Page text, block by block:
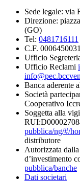
Sede legale: via
Direzione:
(GO)
Tel: 0481716111
C.F.
Ufficio
Ufficio Reclami
Banca aderente
Società
Cooperativo
Soggetta alla
pubblica/ng/#/
distributore
Autorizzata
d’investimento
pubblica/banche
Dati societari